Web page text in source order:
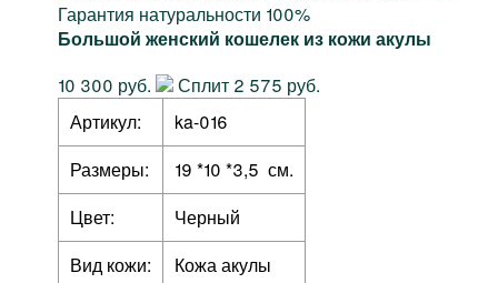
Гарантия натуральности 100%
Большой женский кошелек из кожи акулы
10 300 руб.
Сплит 2 575 руб.
Артикул:
ka-016
Размеры:
19 *10 *3,5 см.
Цвет:
Черный
Вид кожи:
Кожа акулы